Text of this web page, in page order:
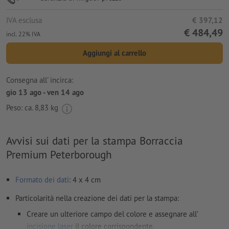
IVA esclusa € 397,12
incl. 22% IVA € 484,49
Aggiungi al carrello
Consegna all' incirca:
gio 13 ago - ven 14 ago
Peso: ca. 8,83 kg
Avvisi sui dati per la stampa Borraccia
Premium Peterborough
Formato dei dati: 4 x 4 cm
Particolarità nella creazione dei dati per la stampa:
Creare un ulteriore campo del colore e assegnare all’
incisione laser il colore corrispondente.